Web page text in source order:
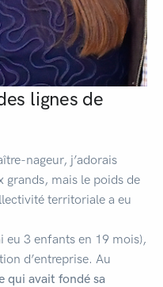
lignes de
nageur, j’adorais
grands, mais le poids de
territoriale a eu
eu 3 enfants en 19 mois),
d’entreprise. Au
qui avait fondé sa